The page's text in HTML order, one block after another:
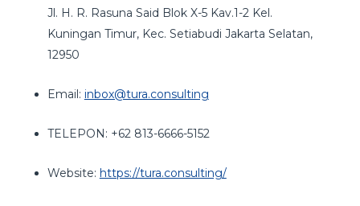
Jl. H. R. Rasuna Said Blok X-5 Kav.1-2 Kel.
Kuningan Timur, Kec. Setiabudi Jakarta Selatan,
12950
Email: inbox@tura.consulting
TELEPON: +62 813-6666-5152
Website: https://tura.consulting/